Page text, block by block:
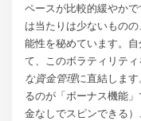
ペースが比較的緩やか
は当たりは少ないもの
能性を秘めています。
て、このボラティリティ
な資金管理に直結しま
るのが「ボーナス機能
金なしでスピンできる